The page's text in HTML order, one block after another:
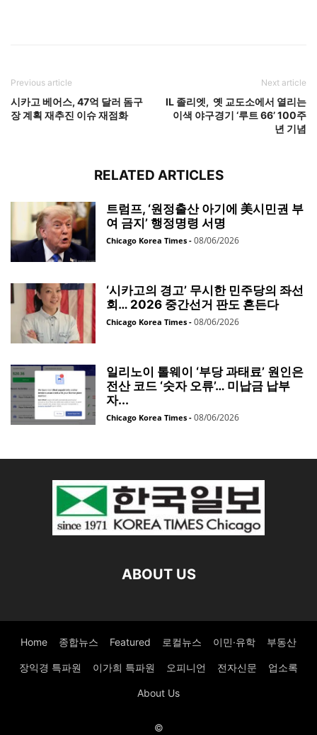
Previous article
시카고 베어스, 47억 달러 돔구
장 계획 재추진 이슈 재점화
Next article
IL 졸리엣, 옛 교도소에서 열리는
이색 야구경기 ‘루트 66’ 100주
년 기념
RELATED ARTICLES
트럼프, ‘원정출산 아기에 美시민권 부
여 금지’ 행정명령 서명
Chicago Korea Times - 08/06/2026
‘시카고의 경고’ 무시한 민주당의 좌선
회… 2026 중간선거 판도 흔든다
Chicago Korea Times - 08/06/2026
일리노이 톨웨이 ‘부당 과태료’ 원인은
전산 코드 ‘숫자 오류’… 미납금 납부
자...
Chicago Korea Times - 08/06/2026
ABOUT US
Home 종합뉴스 Featured 로컬뉴스 이민·유학 부동산
장익경 특파원 이가희 특파원 오피니언 전자신문 업소록
About Us
©